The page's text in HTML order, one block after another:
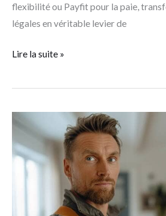
flexibilité ou Payfit pour la paie,
légales en véritable levier de
Lire la suite »
Comment
devenir
diagnostiqueur
immobilier